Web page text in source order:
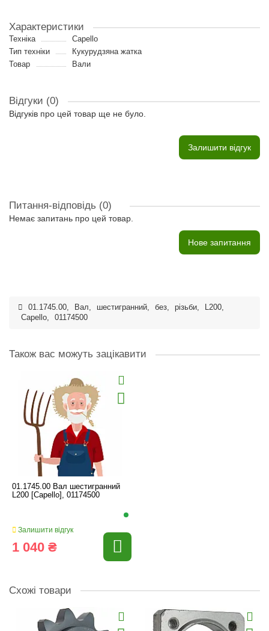
Характеристики
Техніка
Capello
Тип техніки
Кукурудзяна жатка
Товар
Вали
Відгуки (0)
Відгуків про цей товар ще не було.
Залишити відгук
Питання-відповідь (0)
Немає запитань про цей товар.
Нове запитання
01.1745.00, Вал, шестигранний, без, різьби, L200,
Capello, 01174500
Також вас можуть зацікавити
01.1745.00 Вал шестигранний
L200 [Capello], 01174500
Залишити відгук
1 040 ₴
Схожі товари